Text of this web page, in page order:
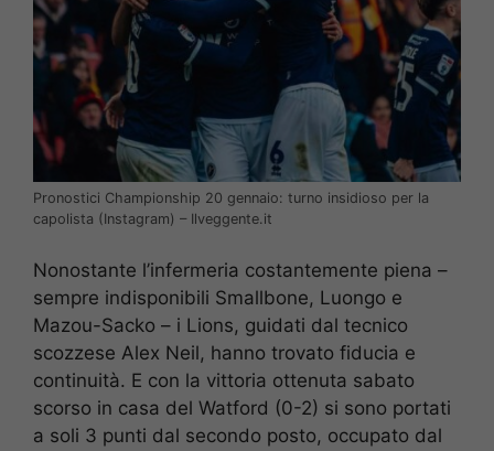
Pronostici Championship 20 gennaio: turno insidioso per la
capolista (Instagram) – Ilveggente.it
Nonostante l’infermeria costantemente piena –
sempre indisponibili Smallbone, Luongo e
Mazou-Sacko – i Lions, guidati dal tecnico
scozzese Alex Neil, hanno trovato fiducia e
continuità. E con la vittoria ottenuta sabato
scorso in casa del Watford (0-2) si sono portati
a soli 3 punti dal secondo posto, occupato dal